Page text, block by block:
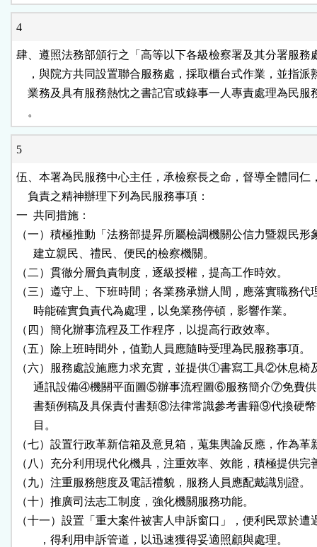
4
肆、遵照法務部頒行之「高等以下各級檢察署及其分署服務
，與院方共同設置聯合服務處，採取櫃台式作業，並指派
業務及具有服務熱忱之書記官或錄事一人專責處理為民服
    。
5
伍、本署為民服務中心主任，承檢察長之命，督導全體同仁
    負責之精神辦理下列為民服務事項：
一  共同措施：
（一）積極推動「法務部提昇所屬檢調機關公信力暨親民形
      建立親民、禮民、便民的檢察機關。
（二）貫徹分層負責制度，逐級授權，提高工作時效。
（三）遵守上、下班時間；各業務承辦人間，應落實職務代
      時能確實負責代為處理，以免業務停頓，影響作業。
（四）簡化辦事流程及工作程序，以提高行政效率。
（五）除上班時間外，值勤人員應隨時受理為民服務事項。
（六）服務處設施應力求充實，並提供①書寫工具②休息
通訊設備④機關平面圖⑤辦事流程圖⑥服務簡介⑦免費
書類例稿及具保責付書類⑧法律常識參考書籍⑨代換硬
      目。
（七）設置行政革新信箱及意見箱，蒐集輿論反應，作為革
（八）充分利用現代化機具，注重效率、效能，積極提供完
（九）注重服務態度及電話禮貌，服務人員應配戴識別證。
（十）推廣司法志工制度，強化機關服務功能。
（十一）設置「重大案件被害人申訴窗口」，便利民眾於遭
        ，得利用申訴管道，以迅速獲得妥適照顧與處理。